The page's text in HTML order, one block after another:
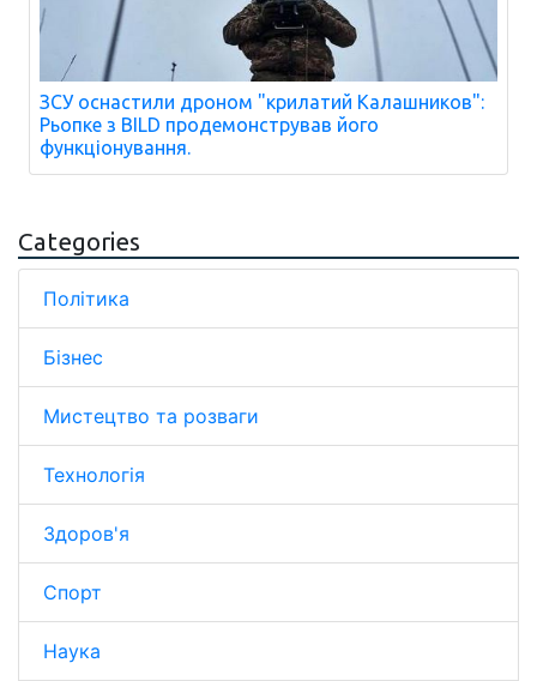
ЗСУ оснастили дроном "крилатий Калашников":
Рьопке з BILD продемонстрував його
функціонування.
Categories
Політика
Бізнес
Мистецтво та розваги
Технологія
Здоров'я
Спорт
Наука